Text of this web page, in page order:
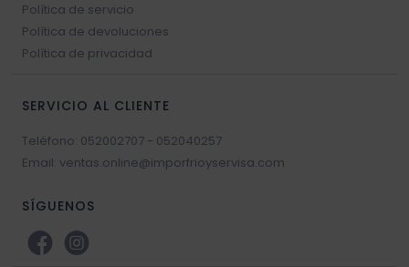
Política de servicio
Política de devoluciones
Política de privacidad
SERVICIO AL CLIENTE
Teléfono: 052002707 - 052040257
Email: ventas.online@imporfrioyservisa.com
SÍGUENOS